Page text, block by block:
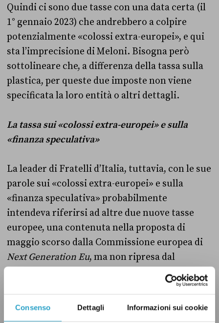
Consenso Dettagli Informazioni sui cookie
Quindi ci sono due tasse con una data certa (il
1° gennaio 2023) che andrebbero a colpire
potenzialmente «colossi extra-europei», e qui
sta l’imprecisione di Meloni. Bisogna però
sottolineare che, a differenza della tassa sulla
plastica, per queste due imposte non viene
specificata la loro entità o altri dettagli.
La tassa sui «colossi extra-europei» e sulla
«finanza speculativa»
La leader di Fratelli d’Italia, tuttavia, con le sue
parole sui «colossi extra-europei» e sulla
«finanza speculativa» probabilmente
intendeva riferirsi ad altre due nuove tasse
europee, una contenuta nella proposta di
maggio scorso dalla Commissione europea di
Next Generation Eu, ma non ripresa dal
Consiglio europeo, e l’altra invece su cui la
riunione dei capi di Stato e di governo dell’Ue